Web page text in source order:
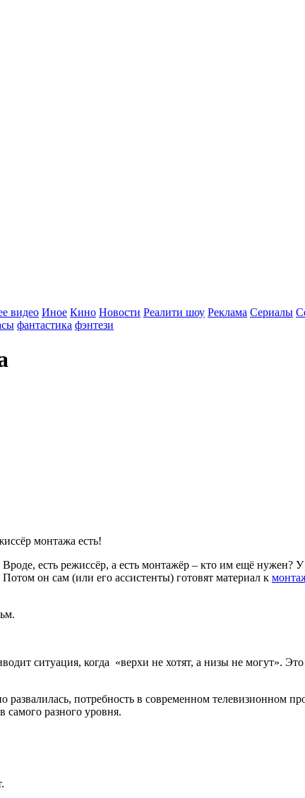
видео Иное Кино Новости Реалити шоу Реклама Сериалы
фантастика фэнтези
монтажа есть!
есть режиссёр, а есть монтажёр – кто им ещё нужен?
Потом он сам (или его ассистенты) готовят материал к
ситуация, когда «верхи не хотят, а низы не могут».
развалилась, потребность в современном телевизионном
самого разного уровня.